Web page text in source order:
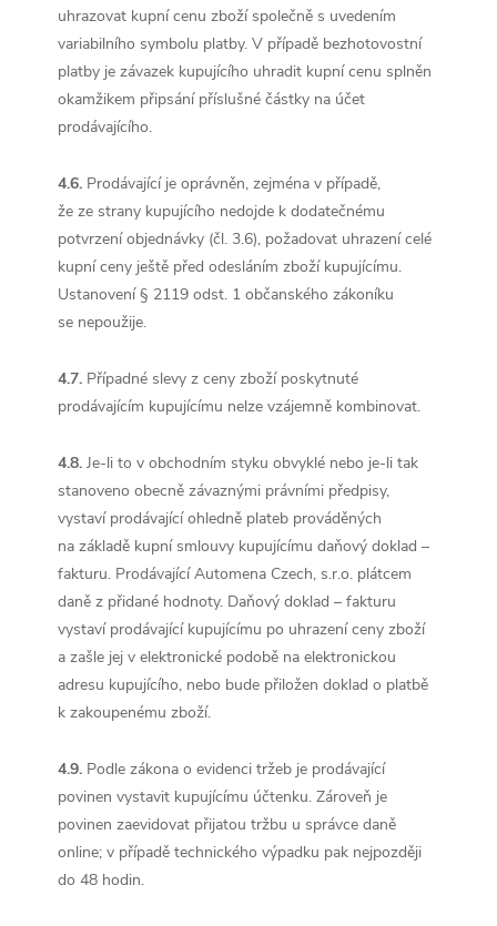
uhrazovat kupní cenu zboží společně s uvedením
variabilního symbolu platby. V případě bezhotovostní
platby je závazek kupujícího uhradit kupní cenu splněn
okamžikem připsání příslušné částky na účet
prodávajícího.
4.6. Prodávající je oprávněn, zejména v případě,
že ze strany kupujícího nedojde k dodatečnému
potvrzení objednávky (čl. 3.6), požadovat uhrazení celé
kupní ceny ještě před odesláním zboží kupujícímu.
Ustanovení § 2119 odst. 1 občanského zákoníku
se nepoužije.
4.7. Případné slevy z ceny zboží poskytnuté
prodávajícím kupujícímu nelze vzájemně kombinovat.
4.8. Je-li to v obchodním styku obvyklé nebo je-li tak
stanoveno obecně závaznými právními předpisy,
vystaví prodávající ohledně plateb prováděných
na základě kupní smlouvy kupujícímu daňový doklad –
fakturu. Prodávající Automena Czech, s.r.o. plátcem
daně z přidané hodnoty. Daňový doklad – fakturu
vystaví prodávající kupujícímu po uhrazení ceny zboží
a zašle jej v elektronické podobě na elektronickou
adresu kupujícího, nebo bude přiložen doklad o platbě
k zakoupenému zboží.
4.9. Podle zákona o evidenci tržeb je prodávající
povinen vystavit kupujícímu účtenku. Zároveň je
povinen zaevidovat přijatou tržbu u správce daně
online; v případě technického výpadku pak nejpozději
do 48 hodin.